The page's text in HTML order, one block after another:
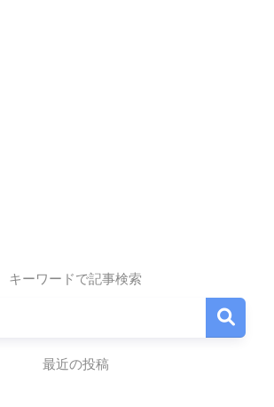
キーワードで記事検索
最近の投稿